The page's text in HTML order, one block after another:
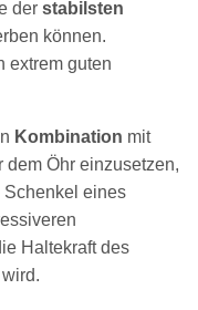
der stabilsten
können.
extrem guten
Kombination mit
dem Öhr einzusetzen,
eines
Haltekraft des